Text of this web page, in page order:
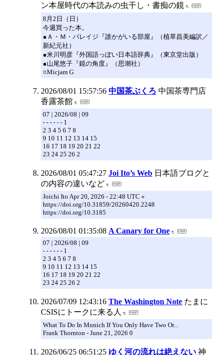
ン本屋時代の本読みの虫干し・書痴の鏡
8月2日（日）
今週買った本。
●Ａ・Ｍ・バレイジ『誰かがいる部屋』（植草昌美編訳／
新紀元社）
●米川明彦『外国語っぽい日本語辞典』（東京堂出版）
●山尾悠子『鏡の角度』（思潮社）
○Micjam G
2026/08/01 15:57:56 中国茶ぶくろ 中国茶専門店
香露茶館
07 | 2026/08 | 09
- - - - - - 1
2 3 4 5 6 7 8
9 10 11 12 13 14 15
16 17 18 19 20 21 22
23 24 25 26 2
2026/08/01 05:47:27 Joi Ito’s Web 日本語ブログと
の内容の違いなど
Joichi Ito Apr 20, 2026 - 22:48 UTC »
https://doi.org/10.31859/20260420.2248
https://doi.org/10.3185
2026/08/01 01:35:08 A Canary for One
07 | 2026/08 | 09
- - - - - - 1
2 3 4 5 6 7 8
9 10 11 12 13 14 15
16 17 18 19 20 21 22
23 24 25 26 2
2026/07/09 12:43:16 The Washington Note たまに
CSISにトークに来る人
What To Do In Munich If You Only Have Two Or...
Frank Thornton - June 21, 2026 0
2026/06/25 06:51:25 ゆく河の流れは絶えない 神